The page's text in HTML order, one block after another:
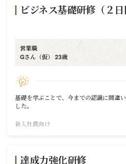
ビジネス基礎研修（２日
営業職
Gさん（仮） 23歳
基礎を学ぶことで、今までの認識に間違
した。
新入社員向け
達成力強化研修